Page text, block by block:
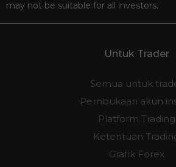
may not be suitable for all investors.
Untuk Trader
Semua untuk
Pembukaan akun
Platform Trading
Ketentuan
Grafik Forex